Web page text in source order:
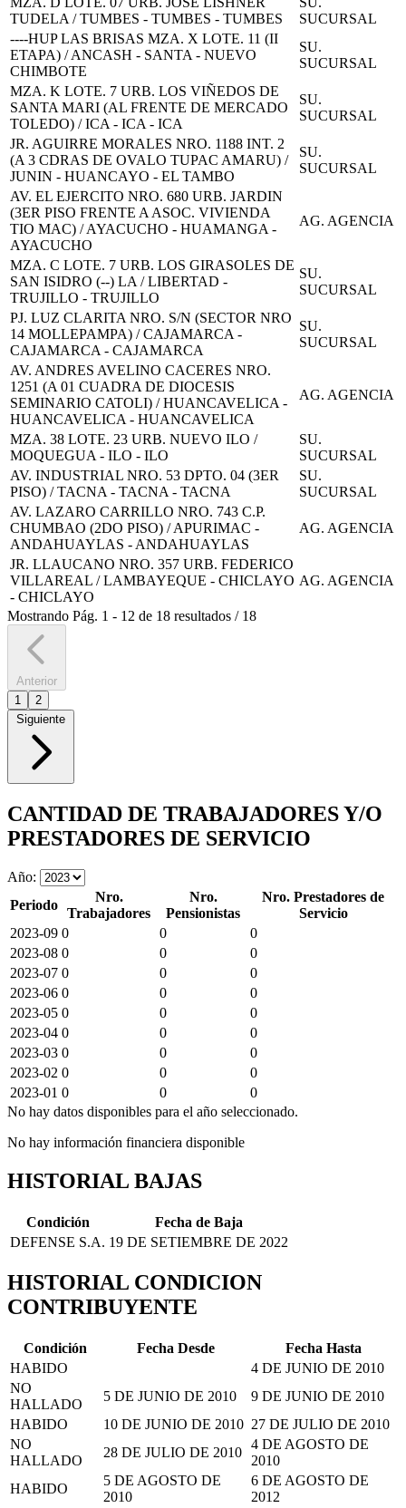
TUDELA / TUMBES - TUMBES - TUMBES
SUCURSAL
----HUP LAS BRISAS MZA. X LOTE. 11 (II
ETAPA) / ANCASH - SANTA - NUEVO
CHIMBOTE
SU.
SUCURSAL
MZA. K LOTE. 7 URB. LOS VIÑEDOS DE
SANTA MARI (AL FRENTE DE MERCADO
TOLEDO) / ICA - ICA - ICA
SU.
SUCURSAL
JR. AGUIRRE MORALES NRO. 1188 INT. 2
(A 3 CDRAS DE OVALO TUPAC AMARU) /
JUNIN - HUANCAYO - EL TAMBO
SU.
SUCURSAL
AV. EL EJERCITO NRO. 680 URB. JARDIN
(3ER PISO FRENTE A ASOC. VIVIENDA
TIO MAC) / AYACUCHO - HUAMANGA -
AYACUCHO
AG. AGENCIA
MZA. C LOTE. 7 URB. LOS GIRASOLES DE
SAN ISIDRO (--) LA / LIBERTAD -
TRUJILLO - TRUJILLO
SU.
SUCURSAL
PJ. LUZ CLARITA NRO. S/N (SECTOR NRO
14 MOLLEPAMPA) / CAJAMARCA -
CAJAMARCA - CAJAMARCA
SU.
SUCURSAL
AV. ANDRES AVELINO CACERES NRO.
1251 (A 01 CUADRA DE DIOCESIS
SEMINARIO CATOLI) / HUANCAVELICA -
HUANCAVELICA - HUANCAVELICA
AG. AGENCIA
MZA. 38 LOTE. 23 URB. NUEVO ILO /
MOQUEGUA - ILO - ILO
SU.
SUCURSAL
AV. INDUSTRIAL NRO. 53 DPTO. 04 (3ER
PISO) / TACNA - TACNA - TACNA
SU.
SUCURSAL
AV. LAZARO CARRILLO NRO. 743 C.P.
CHUMBAO (2DO PISO) / APURIMAC -
ANDAHUAYLAS - ANDAHUAYLAS
AG. AGENCIA
JR. LLAUCANO NRO. 357 URB. FEDERICO
VILLAREAL / LAMBAYEQUE - CHICLAYO
- CHICLAYO
AG. AGENCIA
Mostrando Pág. 1 - 12 de 18 resultados / 18
Anterior
1
2
Siguiente
CANTIDAD DE TRABAJADORES Y/O
PRESTADORES DE SERVICIO
Año:
Periodo
Nro.
Trabajadores
Nro.
Pensionistas
Nro. Prestadores de
Servicio
2023-09 0 0
0
2023-08 0 0
0
2023-07 0 0
0
2023-06 0 0
0
2023-05 0 0
0
2023-04 0 0
0
2023-03 0 0
0
2023-02 0 0
0
2023-01 0 0
0
No hay datos disponibles para el año seleccionado.
No hay información financiera disponible
HISTORIAL BAJAS
Condición
Fecha de Baja
DEFENSE S.A. 19 DE SETIEMBRE DE 2022
HISTORIAL CONDICION
CONTRIBUYENTE
Condición Fecha Desde
Fecha Hasta
HABIDO
4 DE JUNIO DE 2010
NO
HALLADO
5 DE JUNIO DE 2010
9 DE JUNIO DE 2010
HABIDO
10 DE JUNIO DE 2010 27 DE JULIO DE 2010
NO
HALLADO
28 DE JULIO DE 2010
4 DE AGOSTO DE
2010
HABIDO
5 DE AGOSTO DE
2010
6 DE AGOSTO DE
2012